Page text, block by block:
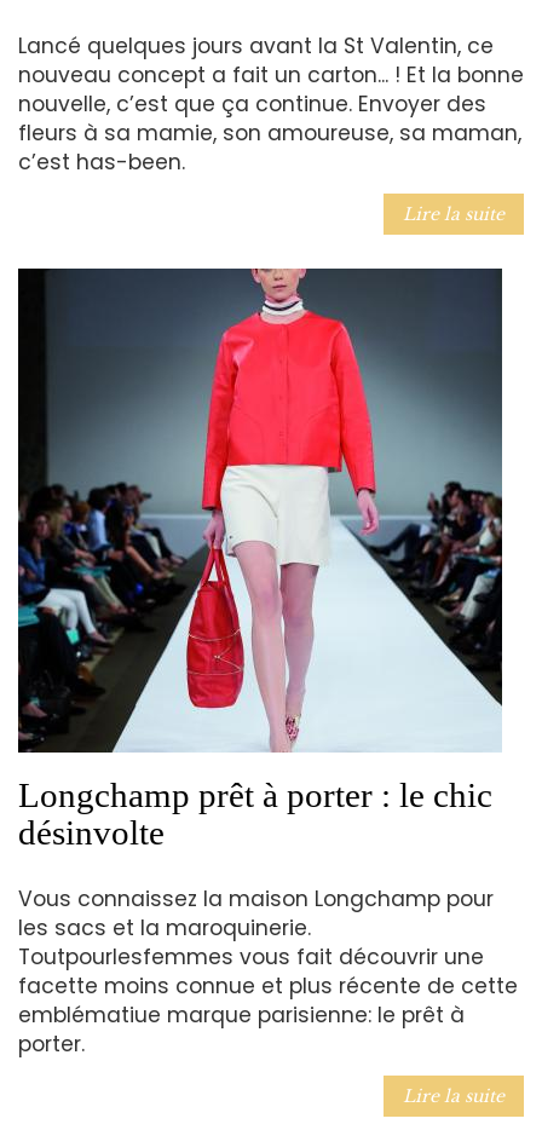
Lancé quelques jours avant la St Valentin, ce
nouveau concept a fait un carton... ! Et la bonne
nouvelle, c’est que ça continue. Envoyer des
fleurs à sa mamie, son amoureuse, sa maman,
c’est has-been.
Lire la suite
Longchamp prêt à porter : le chic
désinvolte
Vous connaissez la maison Longchamp pour
les sacs et la maroquinerie.
Toutpourlesfemmes vous fait découvrir une
facette moins connue et plus récente de cette
emblématiue marque parisienne: le prêt à
porter.
Lire la suite